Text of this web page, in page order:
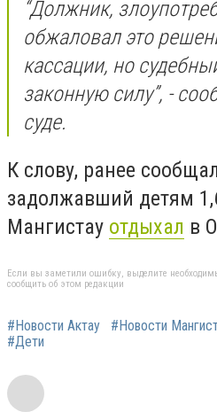
“Должник,
обжаловал это
кассации, но
законную силу”, -
суде.
К слову, ранее
задолжавший детям
Мангистау отдыхал в
Если вы заметили ошибку, выделите
сообщить об этом редакции
#Новости Актау #Новости
#Дети